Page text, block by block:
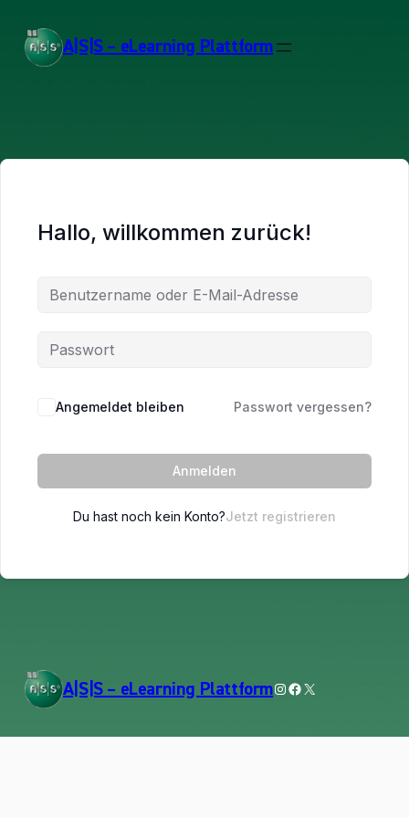
A|S|S – eLearning Plattform
Hallo, willkommen zurück!
Angemeldet bleiben Passwort vergessen?
Anmelden
Du hast noch kein Konto?Jetzt registrieren
A|S|S – eLearning PlattformInstagram
Facebook
X